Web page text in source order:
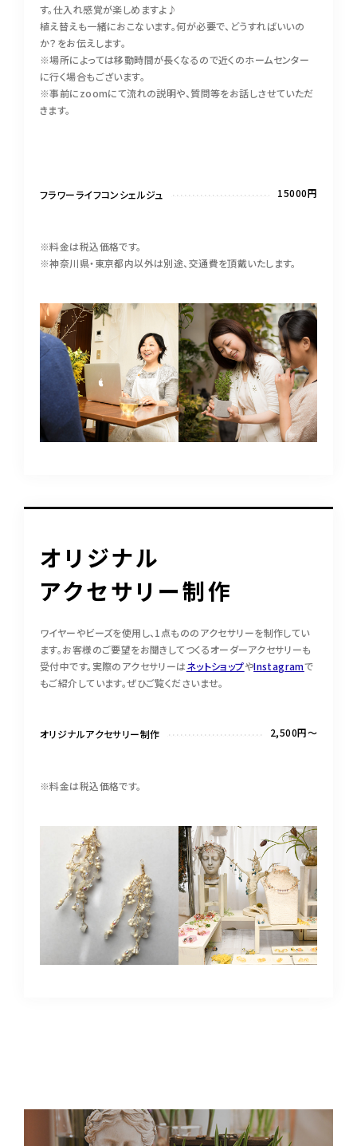
す。仕入れ感覚が楽しめますよ♪
植え替えも一緒におこないます。何が必要で、どうすればいいの
か？をお伝えします。
※場所によっては移動時間が長くなるので近くのホームセンター
に行く場合もございます。
※事前にzoomにて流れの説明や、質問等をお話しさせていただ
きます。
フラワーライフコンシェルジュ 15000円
※料金は税込価格です。
※神奈川県・東京都内以外は別途、交通費を頂戴いたします。
オリジナル
アクセサリー制作
ワイヤーやビーズを使用し、1点もののアクセサリーを制作してい
ます。お客様のご要望をお聞きしてつくるオーダーアクセサリーも
受付中です。実際のアクセサリーはネットショップやInstagramで
もご紹介しています。ぜひご覧くださいませ。
オリジナルアクセサリー制作 2,500円～
※料金は税込価格です。